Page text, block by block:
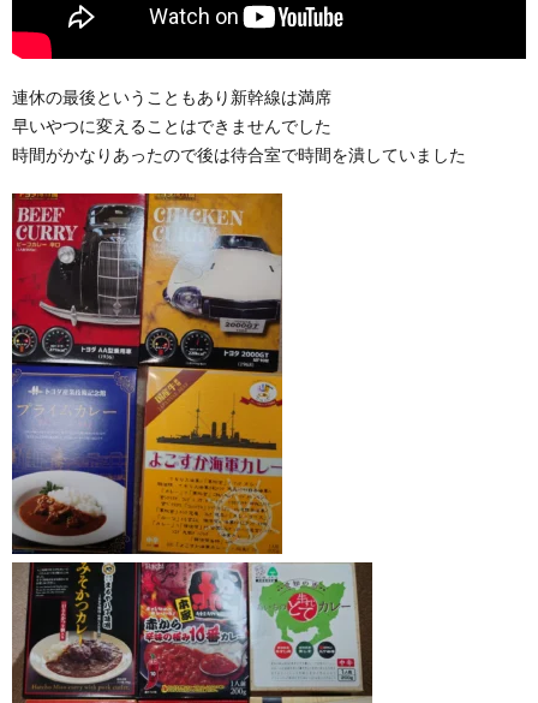
連休の最後ということもあり新幹線は満席
早いやつに変えることはできませんでした
時間がかなりあったので後は待合室で時間を潰していました